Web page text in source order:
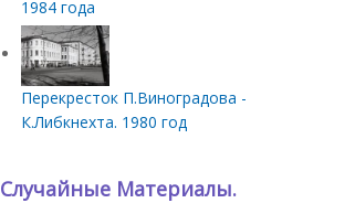
1984 года
Перекресток П.Виноградова -
К.Либкнехта. 1980 год
Случайные Материалы.